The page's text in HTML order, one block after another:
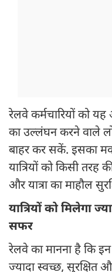
रेलवे कर्मचारियों को यह
का उल्लंघन करने वाले
बाहर कर सकें. इसका
यात्रियों को किसी तरह
और यात्रा का माहौल
यात्रियों को मिलेगा
सफर
रेलवे का मानना है कि
ज्यादा स्वच्छ,